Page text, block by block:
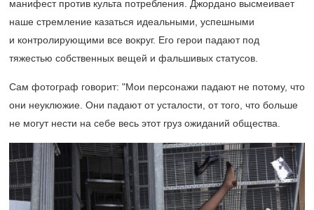
манифест против культа потребления. Джордано высмеивает
наше стремление казаться идеальными, успешными
и контролирующими все вокруг. Его герои падают под
тяжестью собственных вещей и фальшивых статусов.
Сам фотограф говорит: "Мои персонажи падают не потому, что
они неуклюжие. Они падают от усталости, от того, что больше
не могут нести на себе весь этот груз ожиданий общества.